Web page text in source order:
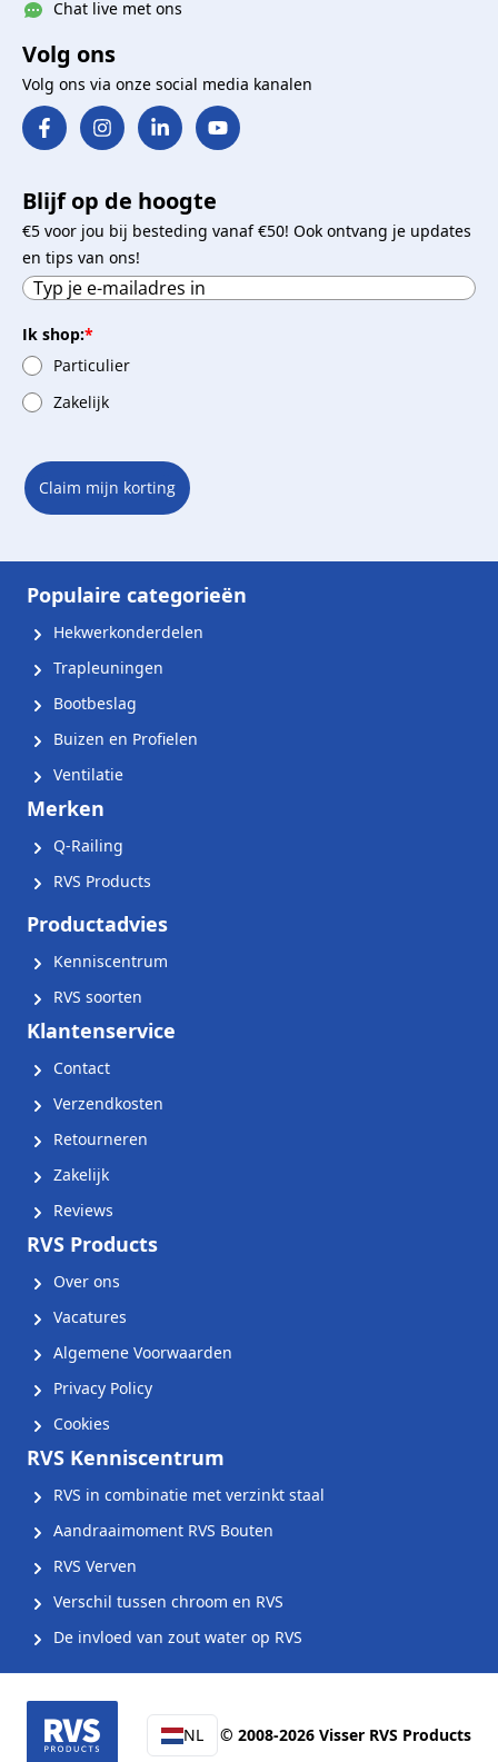
Chat live met ons
Volg ons
Volg ons via onze social media kanalen
Blijf op de hoogte
€5 voor jou bij besteding vanaf €50! Ook ontvang je updates
en tips van ons!
Ik shop:*
Particulier
Zakelijk
Claim mijn korting
Populaire categorieën
Hekwerkonderdelen
Trapleuningen
Bootbeslag
Buizen en Profielen
Ventilatie
Merken
Q-Railing
RVS Products
Productadvies
Kenniscentrum
RVS soorten
Klantenservice
Contact
Verzendkosten
Retourneren
Zakelijk
Reviews
RVS Products
Over ons
Vacatures
Algemene Voorwaarden
Privacy Policy
Cookies
RVS Kenniscentrum
RVS in combinatie met verzinkt staal
Aandraaimoment RVS Bouten
RVS Verven
Verschil tussen chroom en RVS
De invloed van zout water op RVS
NL © 2008-2026 Visser RVS Products